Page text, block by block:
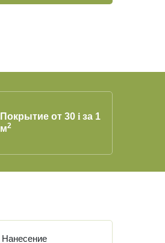
Покрытие от 30 i за 1
м2
Нанесение